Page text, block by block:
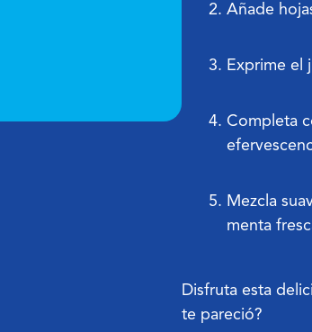
Añade
Exprime el
Completa
Mezcla
menta
Disfruta esta
te pareció?